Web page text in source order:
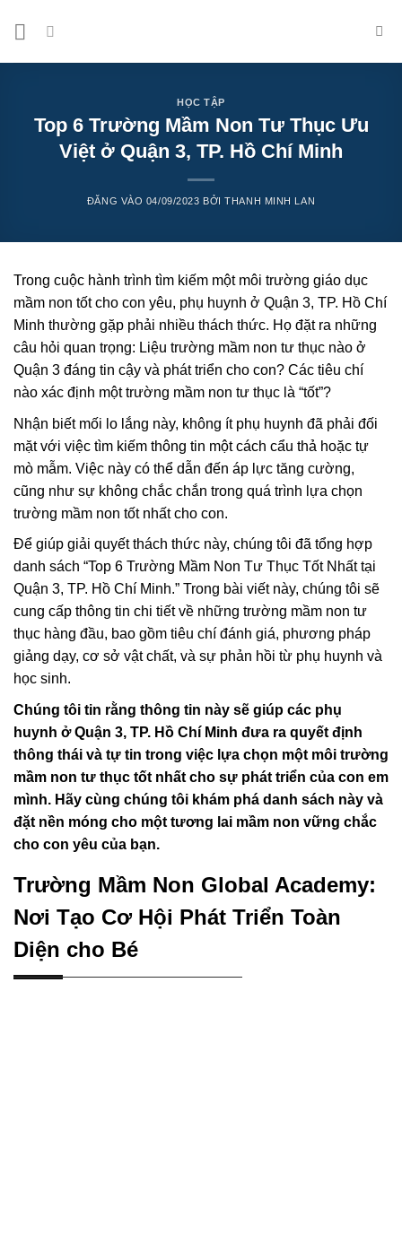
HỌC TẬP
Top 6 Trường Mầm Non Tư Thục Ưu
Việt ở Quận 3, TP. Hồ Chí Minh
ĐĂNG VÀO 04/09/2023 BỞITHANH MINH LAN
Trong cuộc hành trình tìm kiếm một môi trường giáo dục
mầm non tốt cho con yêu, phụ huynh ở Quận 3, TP. Hồ Chí
Minh thường gặp phải nhiều thách thức. Họ đặt ra những
câu hỏi quan trọng: Liệu trường mầm non tư thục nào ở
Quận 3 đáng tin cậy và phát triển cho con? Các tiêu chí
nào xác định một trường mầm non tư thục là “tốt”?
Nhận biết mối lo lắng này, không ít phụ huynh đã phải đối
mặt với việc tìm kiếm thông tin một cách cẩu thả hoặc tự
mò mẫm. Việc này có thể dẫn đến áp lực tăng cường,
cũng như sự không chắc chắn trong quá trình lựa chọn
trường mầm non tốt nhất cho con.
Để giúp giải quyết thách thức này, chúng tôi đã tổng hợp
danh sách “Top 6 Trường Mầm Non Tư Thục Tốt Nhất tại
Quận 3, TP. Hồ Chí Minh.” Trong bài viết này, chúng tôi sẽ
cung cấp thông tin chi tiết về những trường mầm non tư
thục hàng đầu, bao gồm tiêu chí đánh giá, phương pháp
giảng dạy, cơ sở vật chất, và sự phản hồi từ phụ huynh và
học sinh.
Chúng tôi tin rằng thông tin này sẽ giúp các phụ
huynh ở Quận 3, TP. Hồ Chí Minh đưa ra quyết định
thông thái và tự tin trong việc lựa chọn một môi trường
mầm non tư thục tốt nhất cho sự phát triển của con em
mình. Hãy cùng chúng tôi khám phá danh sách này và
đặt nền móng cho một tương lai mầm non vững chắc
cho con yêu của bạn.
Trường Mầm Non Global Academy:
Nơi Tạo Cơ Hội Phát Triển Toàn
Diện cho Bé